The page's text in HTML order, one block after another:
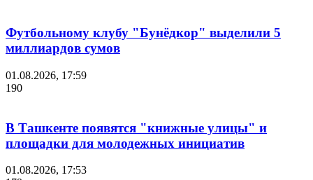
Футбольному клубу "Бунёдкор" выделили 5
миллиардов сумов
01.08.2026, 17:59
190
В Ташкенте появятся "книжные улицы" и
площадки для молодежных инициатив
01.08.2026, 17:53